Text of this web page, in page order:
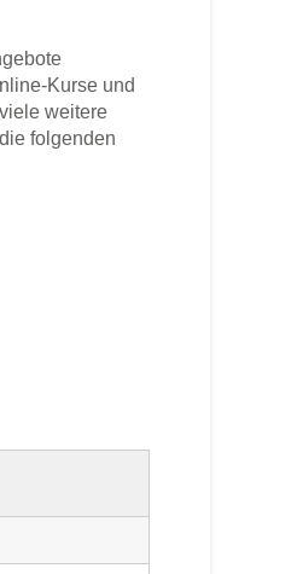
Kurse und
weitere
folgenden